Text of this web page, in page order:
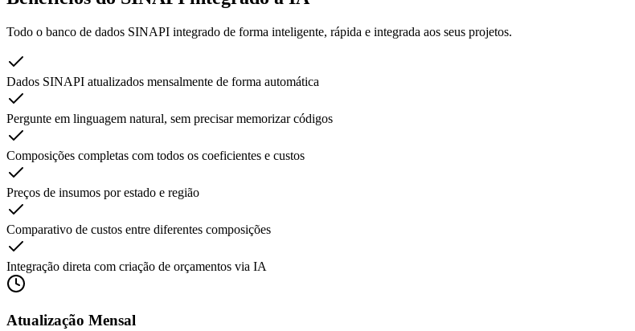
Todo o banco de dados SINAPI integrado de forma inteligente, rápida e integrada aos seus projetos.
Dados SINAPI atualizados mensalmente de forma automática
Pergunte em linguagem natural, sem precisar memorizar códigos
Composições completas com todos os coeficientes e custos
Preços de insumos por estado e região
Comparativo de custos entre diferentes composições
Integração direta com criação de orçamentos via IA
Atualização Mensal